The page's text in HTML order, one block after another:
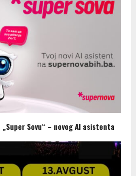
Sovu“ – novog AI asistenta